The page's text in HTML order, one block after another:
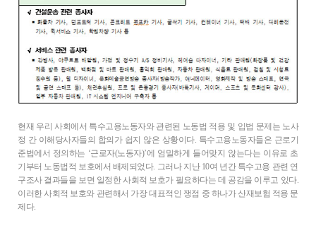
현재 우리 사회에서 특수고용노동자와 관련된 노동법 적용 및 입법 문제는 노사
정 간 이해당사자들의 합의가 쉽지 않은 상황이다. 특수고용노동자들은 근로기
준법에서 정의하는 ‘근로자(노동자)’에 엄밀하게 들어맞지 않는다는 이유로 초
기부터 노동법적 보호에서 배제되었다. 그러나 지난 10여 년간 특수고용 관련 연
구조사 결과들을 보면 일정한 사회적 보호가 필요하다는 데 공감을 이루고 있다.
이러한 사회적 보호와 관련해서 가장 대표적인 쟁점 중 하나가 산재보험 적용 문
제다.